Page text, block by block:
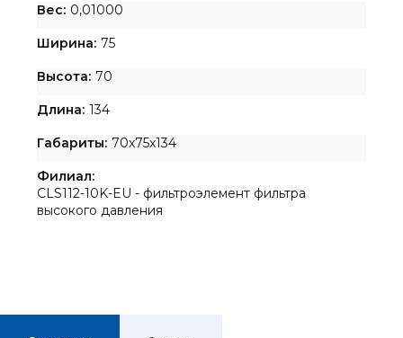
Вес: 0,01000
Ширина: 75
Высота: 70
Длина: 134
Габариты: 70x75x134
Филиал:
CLS112-10K-EU - фильтроэлемент фильтра
высокого давления